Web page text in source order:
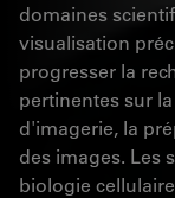
domaines
visualisation
progresser la
pertinentes sur
d'imagerie, la
des images. Les
biologie